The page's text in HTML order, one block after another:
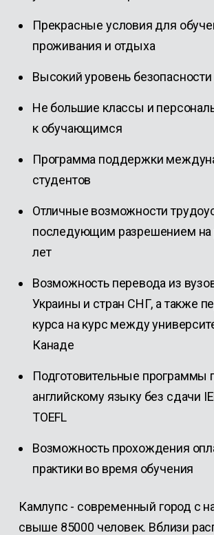
Прекрасные условия для
проживания и отдыха
Высокий уровень безопасности
Не большие классы и
к обучающимся
Программа поддержки
студентов
Отличные возможности
последующим разрешением на
лет
Возможность перевода из
Украины и стран СНГ, а также
курса на курс между
Канаде
Подготовительные программы
английскому языку без сдачи
TOEFL
Возможность прохождения
практики во время обучения
Камлупс - современный город с
свыше 85000 человек. Вблизи